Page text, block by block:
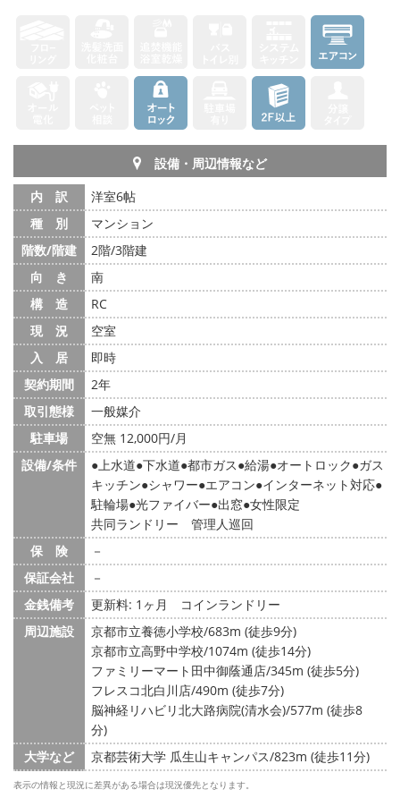
設備・周辺情報など
内 訳
洋室6帖
種 別
マンション
階数/階建
2階/3階建
向 き
南
構 造
RC
現 況
空室
入 居
即時
契約期間
2年
取引態様
一般媒介
駐車場
空無 12,000円/月
設備/条件
上水道 下水道 都市ガス 給湯 オートロック ガス
キッチン シャワー エアコン インターネット対応
駐輪場 光ファイバー 出窓 女性限定
共同ランドリー 管理人巡回
保 険
－
保証会社
－
金銭備考
更新料: 1ヶ月
コインランドリー
周辺施設
京都市立養徳小学校/683m (徒歩9分)
京都市立高野中学校/1074m (徒歩14分)
ファミリーマート田中御蔭通店/345m (徒歩5分)
フレスコ北白川店/490m (徒歩7分)
脳神経リハビリ北大路病院(清水会)/577m (徒歩8
分)
大学など
京都芸術大学 瓜生山キャンパス/823m (徒歩11分)
表示の情報と現況に差異がある場合は現況優先となります。